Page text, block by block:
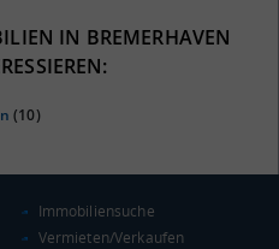
IN BREMERHAVEN
(10)
Immobiliensuche
Vermieten/Verkaufen